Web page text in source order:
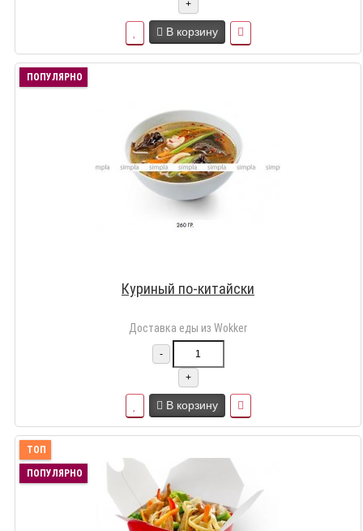
+
В корзину
ПОПУЛЯРНО
Куриный по-китайски
Доставка еды из Wokker
-
+
В корзину
ТОП
ПОПУЛЯРНО